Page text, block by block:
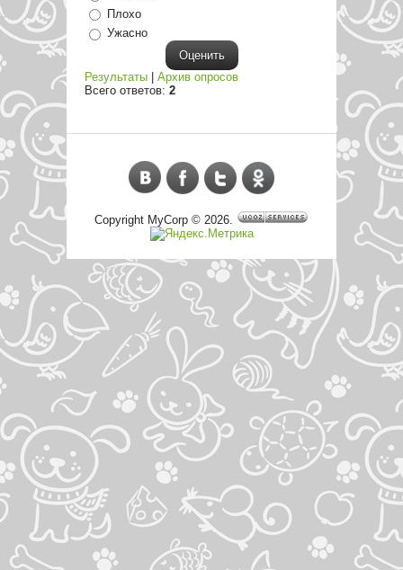
Плохо
Ужасно
Результаты
Архив опросов
Всего ответов: 2
Copyright MyCorp © 2026